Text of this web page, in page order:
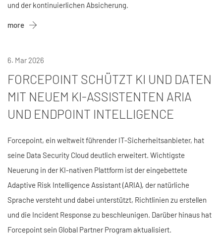
und der kontinuierlichen Absicherung.
more
6. Mar 2026
FORCEPOINT SCHÜTZT KI UND DATEN
MIT NEUEM KI-ASSISTENTEN ARIA
UND ENDPOINT INTELLIGENCE
Forcepoint, ein weltweit führender IT-Sicherheitsanbieter, hat
seine Data Security Cloud deutlich erweitert. Wichtigste
Neuerung in der KI-nativen Plattform ist der eingebettete
Adaptive Risk Intelligence Assistant (ARIA), der natürliche
Sprache versteht und dabei unterstützt, Richtlinien zu erstellen
und die Incident Response zu beschleunigen. Darüber hinaus hat
Forcepoint sein Global Partner Program aktualisiert.